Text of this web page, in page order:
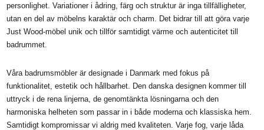
personlighet. Variationer i ådring, färg och struktur är inga tillfälligheter,
utan en del av möbelns karaktär och charm. Det bidrar till att göra varje
Just Wood-möbel unik och tillför samtidigt värme och autenticitet till
badrummet.
Våra badrumsmöbler är designade i Danmark med fokus på
funktionalitet, estetik och hållbarhet. Den danska designen kommer till
uttryck i de rena linjerna, de genomtänkta lösningarna och den
harmoniska helheten som passar in i både moderna och klassiska hem.
Samtidigt kompromissar vi aldrig med kvaliteten. Varje fog, varje låda